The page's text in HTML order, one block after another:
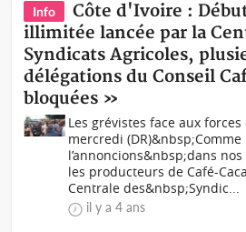
Info
Côte d'Ivoire :
illimitée lancée par la
Syndicats Agricoles,
délégations du Conseil
bloquées »
Les grévistes face aux forces
mercredi (DR)&nbsp;Comme
l’annoncions&nbsp;dans
les producteurs de Café-
Centrale des&nbsp;Syndic...
il y a 4 ans